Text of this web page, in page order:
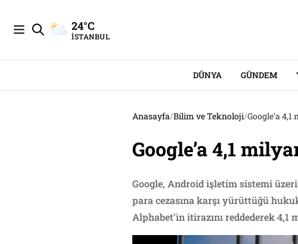
24°C
İSTANBUL
DÜNYA GÜNDEM
Anasayfa/Bilim ve Teknoloji/Google’a
Google’a 4,1
Google, Android işletim sistemi
para cezasına karşı yürüttüğü
Alphabet’in itirazını reddederek 4,1